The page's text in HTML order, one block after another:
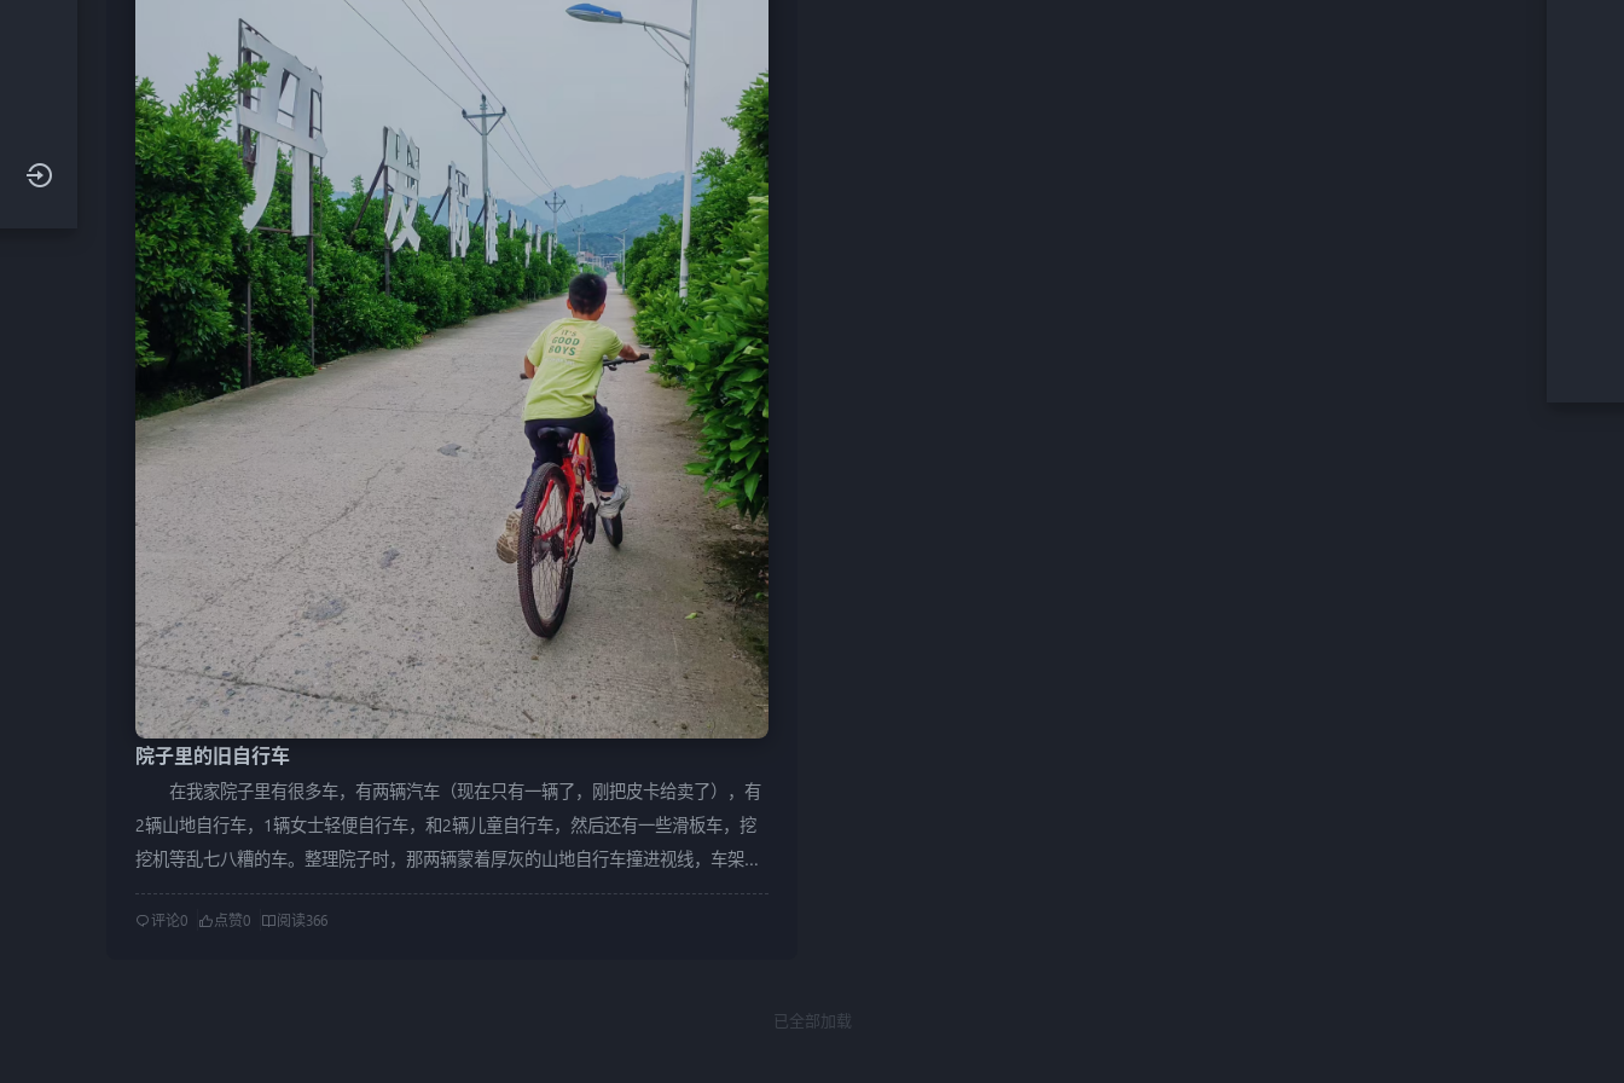
院子里的旧自行车
在我家院子里有很多车，有两辆汽车（现在只有一辆了，刚把皮卡给卖了），有
2辆山地自行车，1辆女士轻便自行车，和2辆儿童自行车，然后还有一些滑板车，挖
挖机等乱七八糟的车。整理院子时，那两辆蒙着厚灰的山地自行车撞进视线，车架上
斑驳的锈迹像在控诉我们的无情。 前年，我和老弟一时兴起，为了减肥，热血沸
腾地买了两辆自行车。当时还信誓旦旦地说要每天骑行，结果骑了没几次，热情就消
评论0 点赞0 阅读366
已全部加载